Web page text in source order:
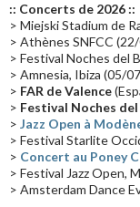
Passages radio
Les concerts en Chine(16)
Synthé Roland(15)
(14)
Tournée 2025(14)
:: Concerts de 2026 ::
> Miejski Stadium de
> Athènes SNFCC
> Festival Noches del
> Amnesia, Ibiza (05/
> FAR de Valence
> Festival Noches
> Jazz Open à
> Festival Starlite
> Concert au Poney
> Festival Jazz Open,
> Amsterdam Dance